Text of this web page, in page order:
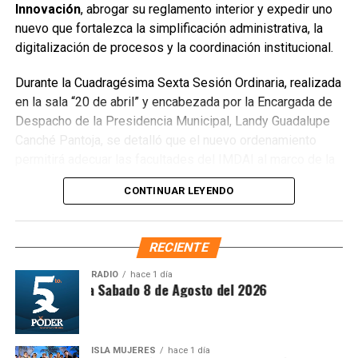
que el saneamiento concluirá en dos días.
Finalmente, las Unidades Verdes de SIRESOL Cancún
convertirse en punto de disposición ilegal de basura. El
Ayuntamiento exhortó a la ciudadanía a reportar estas
prácticas y sumarse al esfuerzo colectivo para mantener
un Cancún limpio y con prosperidad compartida.
Fuente: 5to Poder Agencia de Noticias
Innovación, abrogar su reglamento interior y expedir uno
nuevo que fortalezca la simplificación administrativa, la
digitalización de procesos y la coordinación institucional.
Durante la Cuadragésima Sexta Sesión Ordinaria, realizada
en la sala “20 de abril” y encabezada por la Encargada de
Despacho de la Presidencia Municipal, Landy Guadalupe
Canché Pantoja, se detalló que el nuevo ordenamiento
Ley Nacional para Eliminar Trámites Burocráticos
mediante la instauración de la Autoridad Municipal de
Simplificación y Digitalización. Con ello, se busca agilizar
trámites, reducir cargas administrativas y mejorar la
CONTINUAR LEYENDO
RECIENTE
RADIO hace 1 día
Matutina Sabado 8 de Agosto del 2026
ISLA MUJERES hace 1 día